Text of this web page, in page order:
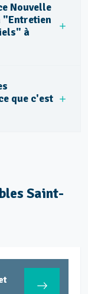
Nouvelle
"Entretien
à
que c'est
Saint-